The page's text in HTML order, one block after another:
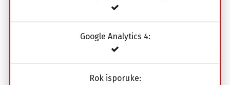
Google Analytics 4:
Rok isporuke: